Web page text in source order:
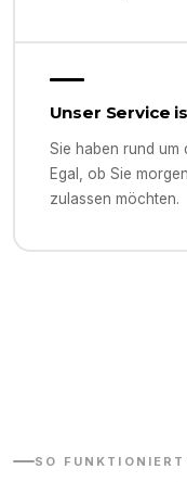
Unser Service
Sie haben rund um
Egal, ob Sie
zulassen möchten.
SO